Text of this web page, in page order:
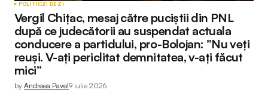
POLITICZI DE ZI
Vergil Chițac, mesaj către puciștii din PNL
după ce judecătorii au suspendat actuala
conducere a partidului, pro-Bolojan: ”Nu veți
reuși. V-ați periclitat demnitatea, v-ați făcut
mici”
by Andreea Pavel9 iulie 2026